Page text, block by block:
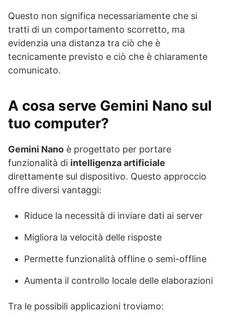
Questo non significa necessariamente che si
tratti di un comportamento scorretto, ma
evidenzia una distanza tra ciò che è
tecnicamente previsto e ciò che è chiaramente
comunicato.
A cosa serve Gemini Nano sul
tuo computer?
Gemini Nano è progettato per portare
funzionalità di intelligenza artificiale
direttamente sul dispositivo. Questo approccio
offre diversi vantaggi:
Riduce la necessità di inviare dati ai server
Migliora la velocità delle risposte
Permette funzionalità offline o semi-offline
Aumenta il controllo locale delle elaborazioni
Tra le possibili applicazioni troviamo: